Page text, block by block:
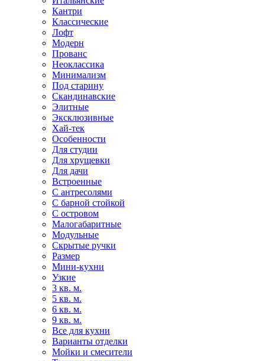
Кантри
Классические
Лофт
Модерн
Прованс
Неоклассика
Минимализм
Под старину
Скандинавские
Элитные
Эксклюзивные
Хай-тек
Особенности
Для студии
Для хрущевки
Для дачи
Встроенные
С антресолями
С барной стойкой
С островом
Малогабаритные
Модульные
Скрытые ручки
Размер
Мини-кухни
Узкие
3 кв. м.
5 кв. м.
6 кв. м.
9 кв. м.
Все для кухни
Варианты отделки
Мойки и смесители